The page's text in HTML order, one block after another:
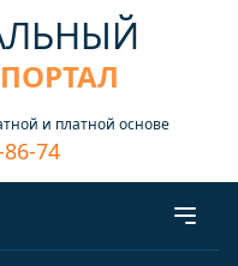
и платной основе
86-74